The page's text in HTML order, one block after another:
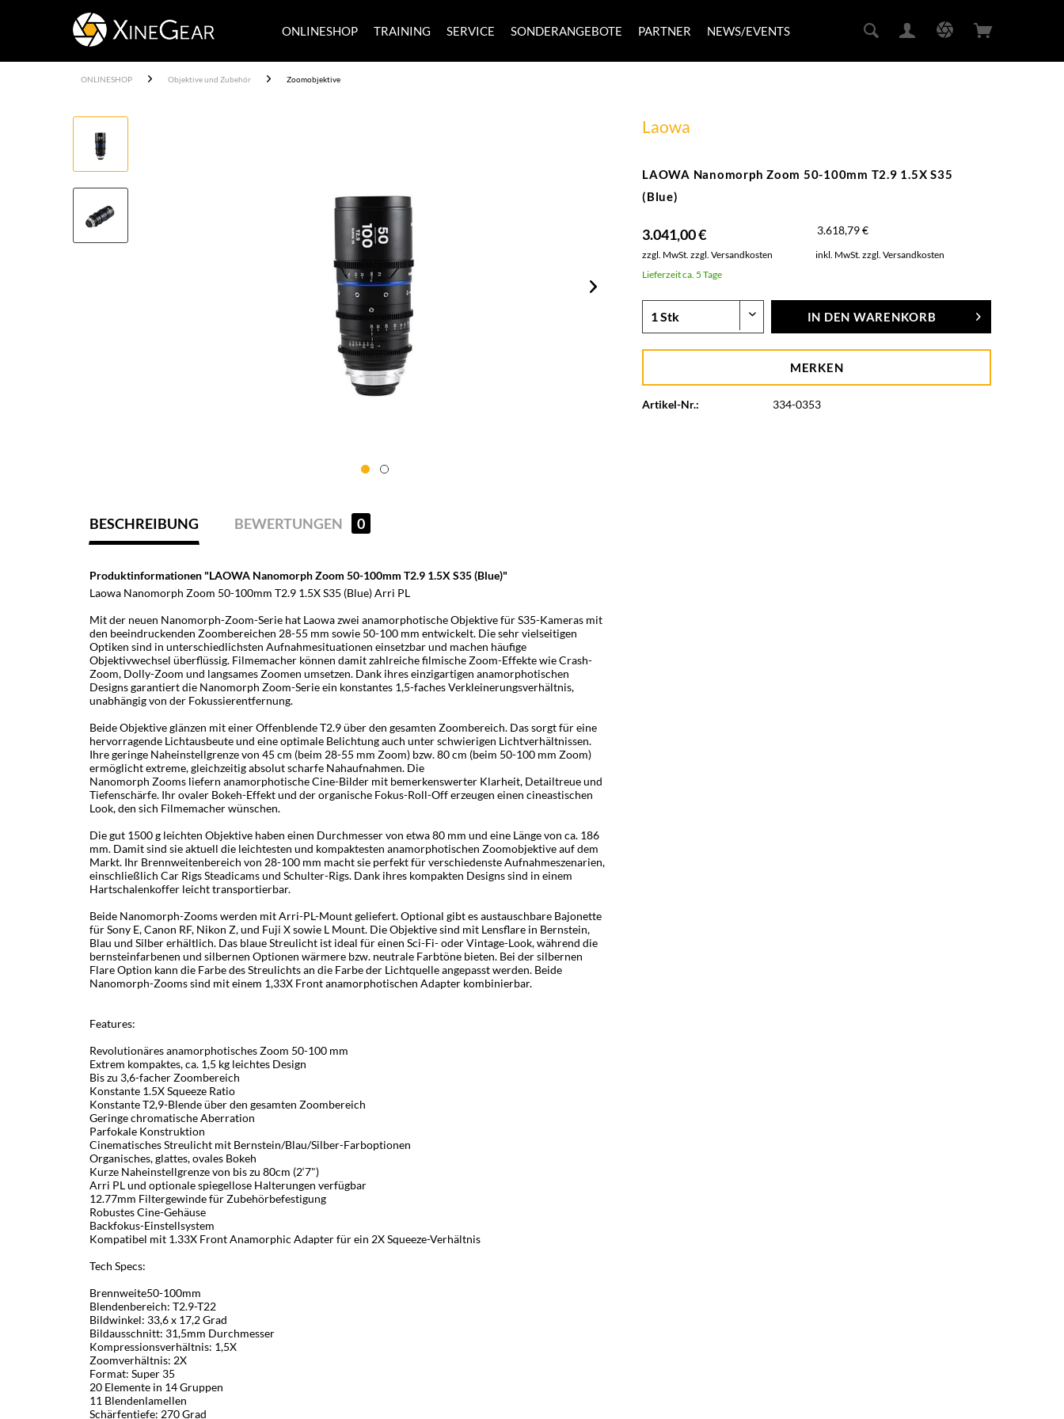
ONLINESHOP TRAINING SERVICE SONDERANGEBOTE PARTNER NEWS/EVENTS
ONLINESHOP Objektive und Zubehör Zoomobjektive
Laowa
LAOWA Nanomorph Zoom 50-100mm T2.9 1.5X S35
(Blue)
3.041,00 € 3.618,79 €
zzgl. MwSt.zzgl. Versandkosten inkl. MwSt.zzgl. Versandkosten
Lieferzeit ca. 5 Tage
IN DEN WARENKORB
MERKEN
Artikel-Nr.: 334-0353
BESCHREIBUNG BEWERTUNGEN 0
Produktinformationen "LAOWA Nanomorph Zoom 50-100mm T2.9 1.5X S35 (Blue)"
Laowa Nanomorph Zoom 50-100mm T2.9 1.5X S35 (Blue) Arri PL
Mit der neuen Nanomorph-Zoom-Serie hat Laowa zwei anamorphotische Objektive für S35-Kameras mit
den beeindruckenden Zoombereichen 28-55 mm sowie 50-100 mm entwickelt. Die sehr vielseitigen
Optiken sind in unterschiedlichsten Aufnahmesituationen einsetzbar und machen häufige
Objektivwechsel überflüssig. Filmemacher können damit zahlreiche filmische Zoom-Effekte wie Crash-
Zoom, Dolly-Zoom und langsames Zoomen umsetzen. Dank ihres einzigartigen anamorphotischen
Designs garantiert die Nanomorph Zoom-Serie ein konstantes 1,5-faches Verkleinerungsverhältnis,
unabhängig von der Fokussierentfernung.
Beide Objektive glänzen mit einer Offenblende T2.9 über den gesamten Zoombereich. Das sorgt für eine
hervorragende Lichtausbeute und eine optimale Belichtung auch unter schwierigen Lichtverhältnissen.
Ihre geringe Naheinstellgrenze von 45 cm (beim 28-55 mm Zoom) bzw. 80 cm (beim 50-100 mm Zoom)
ermöglicht extreme, gleichzeitig absolut scharfe Nahaufnahmen. Die
Nanomorph Zooms liefern anamorphotische Cine-Bilder mit bemerkenswerter Klarheit, Detailtreue und
Tiefenschärfe. Ihr ovaler Bokeh-Effekt und der organische Fokus-Roll-Off erzeugen einen cineastischen
Look, den sich Filmemacher wünschen.
Die gut 1500 g leichten Objektive haben einen Durchmesser von etwa 80 mm und eine Länge von ca. 186
mm. Damit sind sie aktuell die leichtesten und kompaktesten anamorphotischen Zoomobjektive auf dem
Markt. Ihr Brennweitenbereich von 28-100 mm macht sie perfekt für verschiedenste Aufnahmeszenarien,
einschließlich Car Rigs Steadicams und Schulter-Rigs. Dank ihres kompakten Designs sind in einem
Hartschalenkoffer leicht transportierbar.
Beide Nanomorph-Zooms werden mit Arri-PL-Mount geliefert. Optional gibt es austauschbare Bajonette
für Sony E, Canon RF, Nikon Z, und Fuji X sowie L Mount. Die Objektive sind mit Lensflare in Bernstein,
Blau und Silber erhältlich. Das blaue Streulicht ist ideal für einen Sci-Fi- oder Vintage-Look, während die
bernsteinfarbenen und silbernen Optionen wärmere bzw. neutrale Farbtöne bieten. Bei der silbernen
Flare Option kann die Farbe des Streulichts an die Farbe der Lichtquelle angepasst werden. Beide
Nanomorph-Zooms sind mit einem 1,33X Front anamorphotischen Adapter kombinierbar.
Features:
Revolutionäres anamorphotisches Zoom 50-100 mm
Extrem kompaktes, ca. 1,5 kg leichtes Design
Bis zu 3,6-facher Zoombereich
Konstante 1.5X Squeeze Ratio
Konstante T2,9-Blende über den gesamten Zoombereich
Geringe chromatische Aberration
Parfokale Konstruktion
Cinematisches Streulicht mit Bernstein/Blau/Silber-Farboptionen
Organisches, glattes, ovales Bokeh
Kurze Naheinstellgrenze von bis zu 80cm (2‘7")
Arri PL und optionale spiegellose Halterungen verfügbar
12.77mm Filtergewinde für Zubehörbefestigung
Robustes Cine-Gehäuse
Backfokus-Einstellsystem
Kompatibel mit 1.33X Front Anamorphic Adapter für ein 2X Squeeze-Verhältnis
Tech Specs:
Brennweite50-100mm
Blendenbereich: T2.9-T22
Bildwinkel: 33,6 x 17,2 Grad
Bildausschnitt: 31,5mm Durchmesser
Kompressionsverhältnis: 1,5X
Zoomverhältnis: 2X
Format: Super 35
20 Elemente in 14 Gruppen
11 Blendenlamellen
Schärfentiefe: 270 Grad